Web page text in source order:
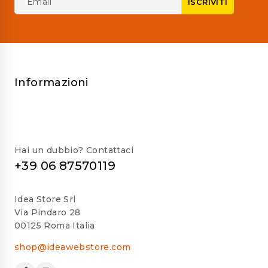
Informazioni
Hai un dubbio? Contattaci
+39 06 87570119
Idea Store Srl
Via Pindaro 28
00125 Roma Italia
shop@ideawebstore.com